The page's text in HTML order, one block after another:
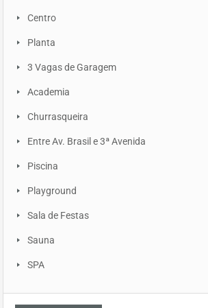
Centro
Planta
3 Vagas de Garagem
Academia
Churrasqueira
Entre Av. Brasil e 3ª Avenida
Piscina
Playground
Sala de Festas
Sauna
SPA